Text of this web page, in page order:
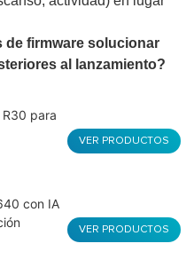
de firmware solucionar
al lanzamiento?
R30 para
VER PRODUCTOS
con IA
VER PRODUCTOS